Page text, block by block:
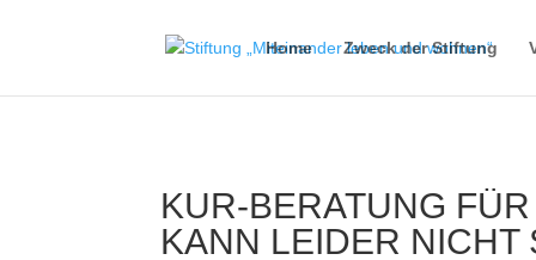
Home Zweck der Stiftung
KUR-BERATUNG
KANN LEIDER NICHT